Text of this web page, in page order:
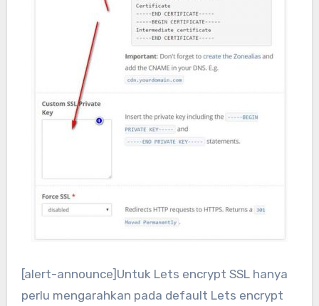
[alert-announce]Untuk Lets encrypt SSL hanya
perlu mengarahkan pada default Lets encrypt